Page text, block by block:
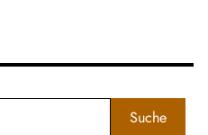
Suche